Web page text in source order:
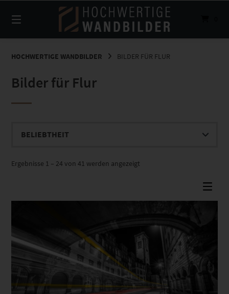
zum
Inhalt
HOCHWERTIGE WANDBILDER BILDER FÜR FLUR
Bilder für Flur
Ergebnisse 1 – 24 von 41 werden angezeigt
Dieses Produkt weist mehrere Varianten auf. Die Optionen können auf der Produktseite gewählt werden